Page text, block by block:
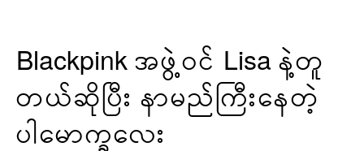
Blackpink အဖွဲ့ဝင် Lisa နဲ့တူ
တယ်ဆိုပြီး နာမည်ကြီးနေတဲ့
ပါမောက္ခလေး